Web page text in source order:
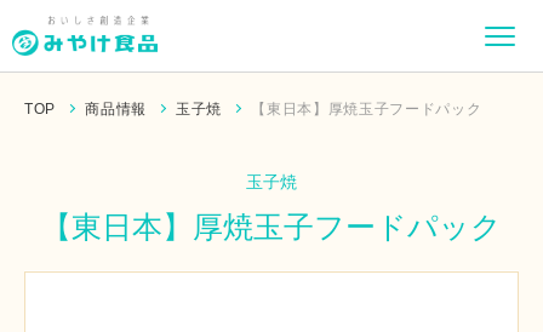
TOP 商品情報 玉子焼 【東日本】厚焼玉子フードパック
玉子焼
【東日本】厚焼玉子フードパック